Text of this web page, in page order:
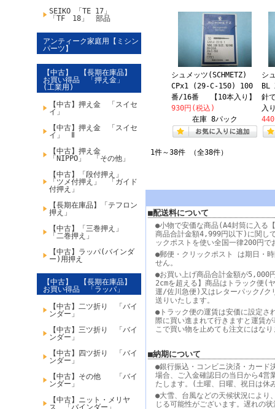
SEIKO 「TE 17」
「TF 18」 部品
アンティーク家庭用【ミシン
パーツ】
【中古】 【長期在庫品】
お買い得品 「押え金」
(工業用)
【中古】押え金 「スイセ
イ」
【中古】押え金 「スイセ
イ」 Ⅱ
【中古】押え金
「NIPPO」 「その他」
【中古】「段付押え」
「ツメ付押え」 「ガイド
付押え」
【長期在庫品】「テフロン
押え」
【中古】「三巻押え」
「二巻押え」
【中古】ラッパ(バインダ
ー)用押え
【中古】 【長期在庫品】
お買い得品 「ラッパ」
【中古】二ツ折り 「バイ
ンダー」
【中古】三ツ折り 「バイ
ンダー」
【中古】四ツ折り 「バイ
ンダー」
【中古】その他 「バイ
ンダー」
【中古】ニット・メリヤ
ス 「バインダー」
シュメッツ(SCHMETZ)
CPx1 (29-C-150) 100
番/16番 【10本入り】
930円(税込)
在庫 8パック
シ
BL
針
入
1件～38件 （全38件）
■配送料について
●小物で安価な商品(A4封筒に入る
商品合計金額4,999円以下)に関し
ックポストを使い全国一律200円で
●郵便・クリックポスト は期日・
せん。
●お買い上げ商品合計金額が5,000
2cmを超える】商品はトラック便(
運/佐川急便)又はレターパック/ク
送りいたします。
●トラック便の運賃は安価に設定さ
際に買い進まれて行きますと運賃
こで買い物を止めても注文にはな
■納期について
●銀行振込・コンビニ決済・カード
場合、ご入金確認日の当日から4営
たします。(土曜、日曜、祝日は休
●大雪、台風などの天候状況により
じる可能性がございます。遅れの